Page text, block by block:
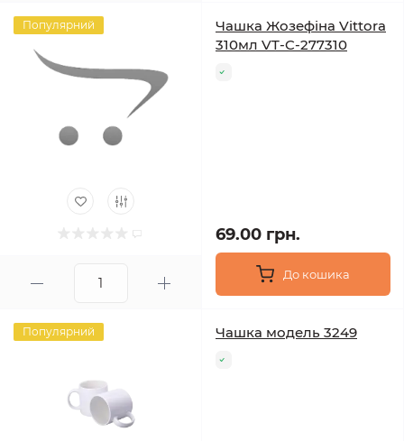
Популярний
Чашка Жозефіна Vittora
310мл VT-C-277310
69.00 грн.
До кошика
Популярний Чашка модель 3249